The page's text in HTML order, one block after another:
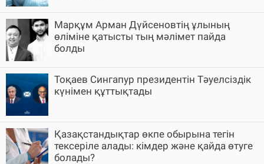
Марқұм Арман Дүйсеновтің ұлының
өліміне қатысты тың мәлімет пайда
болды
Тоқаев Сингапур президентін Тәуелсіздік
күнімен құттықтады
Қазақстандықтар өкпе обырына тегін
тексеріле алады: кімдер және қайда өтуге
болады?